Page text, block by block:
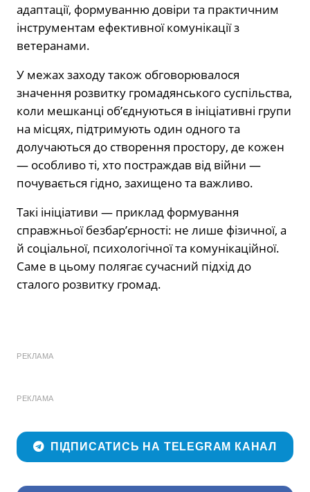
адаптації, формуванню довіри та практичним
інструментам ефективної комунікації з
ветеранами.
У межах заходу також обговорювалося
значення розвитку громадянського суспільства,
коли мешканці об’єднуються в ініціативні групи
на місцях, підтримують один одного та
долучаються до створення простору, де кожен
— особливо ті, хто постраждав від війни —
почувається гідно, захищено та важливо.
Такі ініціативи — приклад формування
справжньої безбар’єрності: не лише фізичної, а
й соціальної, психологічної та комунікаційної.
Саме в цьому полягає сучасний підхід до
сталого розвитку громад.
РЕКЛАМА
РЕКЛАМА
ПІДПИСАТИСЬ НА TELEGRAM КАНАЛ